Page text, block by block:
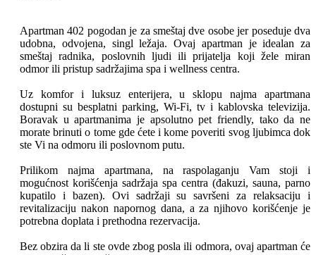
Apartman 402 pogodan je za smeštaj dve osobe jer poseduje dva
udobna, odvojena, singl ležaja. Ovaj apartman je idealan za
smeštaj radnika, poslovnih ljudi ili prijatelja koji žele miran
odmor ili pristup sadržajima spa i wellness centra.
Uz komfor i luksuz enterijera, u sklopu najma apartmana
dostupni su besplatni parking, Wi-Fi, tv i kablovska televizija.
Boravak u apartmanima je apsolutno pet friendly, tako da ne
morate brinuti o tome gde ćete i kome poveriti svog ljubimca dok
ste Vi na odmoru ili poslovnom putu.
Prilikom najma apartmana, na raspolaganju Vam stoji i
mogućnost korišćenja sadržaja spa centra (đakuzi, sauna, parno
kupatilo i bazen). Ovi sadržaji su savršeni za relaksaciju i
revitalizaciju nakon napornog dana, a za njihovo korišćenje je
potrebna doplata i prethodna rezervacija.
Bez obzira da li ste ovde zbog posla ili odmora, ovaj apartman će